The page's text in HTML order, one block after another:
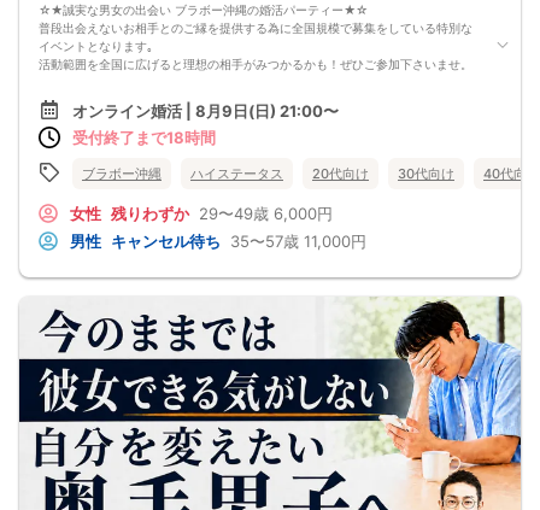
☆★誠実な男女の出会い ブラボー沖縄の婚活パーティー★☆
普段出会えないお相手とのご縁を提供する為に全国規模で募集をしている特別な
イベントとなります｡
活動範囲を全国に広げると理想の相手がみつかるかも！ぜひご参加下さいませ。
【注意事項】
・全国各地に募集しております。お相手の居住地はご自身の居住地と異なる場合
がございます。
等をご準備下さい。
ご了承下さいませ。
・終了時刻は目安となります。正確な終了時刻はイベント開始時にスタッフより
ご案内いたします。
をご了承ください。
・最小催行人数 1対1、最大20名（男女比調整のため定員になる前にキャンセル待
ちとなる場合がございます）
・イベント開催時刻１時間前迄に最小催行人数に満たない場合は中止のご連絡を
差し上げます。
オンライン婚活 | 8月9日(日) 21:00〜
受付終了まで18時間
ブラボー沖縄 ハイステータス 20代向け 30代向け 40代向け
女性 残りわずか 29〜49歳 6,000円
男性 キャンセル待ち 35〜57歳 11,000円